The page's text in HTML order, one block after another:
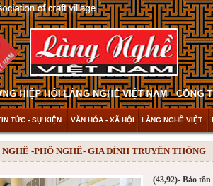
TỨC - SỰ KIỆN VĂN HÓA - XÃ HỘI LÀNG NGHỀ VIỆT
PHÁ VIDEO
-PHỐ NGHỀ- GIA ĐÌNH TRUYỀN THỐNG
(43,92)- Bảo